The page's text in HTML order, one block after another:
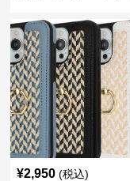
¥2,950 (税込)